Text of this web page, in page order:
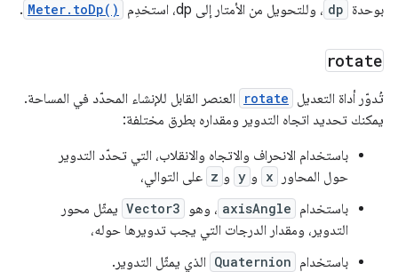
بوحدة dp ، وللتحويل من الأمتار إلى dp، استخدِم Meter.toDp()
.
rotate
تُدوّر أداة التعديل rotate
العنصر القابل للإنشاء المحدّد في المساحة.
يمكنك تحديد اتجاه التدوير ومقداره بطرق مختلفة:
باستخدام الانحراف والاتجاه والانقلاب، التي تحدّد التدوير
حول المحاور
x و y و z على التوالي،
باستخدام axisAngle ، وهو Vector3 يمثّل محور
التدوير، ومقدار الدرجات التي يجب تدويرها حوله،
باستخدام Quaternion الذي يمثّل التدوير.